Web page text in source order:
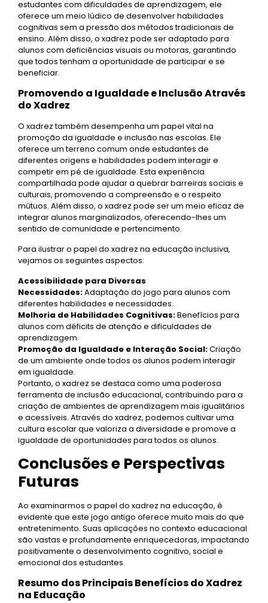
estudantes com dificuldades de aprendizagem, ele
oferece um meio lúdico de desenvolver habilidades
cognitivas sem a pressão dos métodos tradicionais de
ensino. Além disso, o xadrez pode ser adaptado para
alunos com deficiências visuais ou motoras, garantindo
que todos tenham a oportunidade de participar e se
beneficiar.
Promovendo a Igualdade e Inclusão Através
do Xadrez
O xadrez também desempenha um papel vital na
promoção da igualdade e inclusão nas escolas. Ele
oferece um terreno comum onde estudantes de
diferentes origens e habilidades podem interagir e
competir em pé de igualdade. Esta experiência
compartilhada pode ajudar a quebrar barreiras sociais e
culturais, promovendo a compreensão e o respeito
mútuos. Além disso, o xadrez pode ser um meio eficaz de
integrar alunos marginalizados, oferecendo-lhes um
sentido de comunidade e pertencimento.
Para ilustrar o papel do xadrez na educação inclusiva,
vejamos os seguintes aspectos:
Acessibilidade para Diversas
Necessidades:Adaptação do jogo para alunos com
diferentes habilidades e necessidades.
Melhoria de Habilidades Cognitivas:Benefícios para
alunos com déficits de atenção e dificuldades de
aprendizagem.
Promoção da Igualdade e Interação Social:Criação
de um ambiente onde todos os alunos podem interagir
em igualdade.
Portanto, o xadrez se destaca como uma poderosa
ferramenta de inclusão educacional, contribuindo para a
criação de ambientes de aprendizagem mais igualitários
e acessíveis. Através do xadrez, podemos cultivar uma
cultura escolar que valoriza a diversidade e promove a
igualdade de oportunidades para todos os alunos.
Conclusões e Perspectivas
Futuras
Ao examinarmos o papel do xadrez na educação, é
evidente que este jogo antigo oferece muito mais do que
entretenimento. Suas aplicações no contexto educacional
são vastas e profundamente enriquecedoras, impactando
positivamente o desenvolvimento cognitivo, social e
emocional dos estudantes.
Resumo dos Principais Benefícios do Xadrez
na Educação